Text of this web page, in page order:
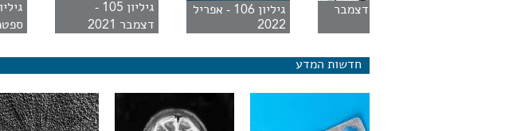
גיליון 1 - דצמבר
גיליון 106 - אפריל
2022
גיליון 105 -
דצמבר 2021
חדשות המדע